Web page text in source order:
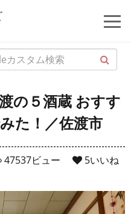
の５酒蔵 おすす
た！／佐渡市
5いいね
47537ビュー